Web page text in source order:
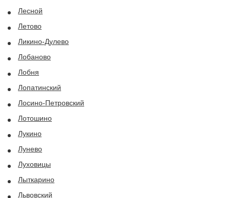
Лесной
Летово
Ликино-Дулево
Лобаново
Лобня
Лопатинский
Лосино-Петровский
Лотошино
Лукино
Лунево
Луховицы
Лыткарино
Львовский